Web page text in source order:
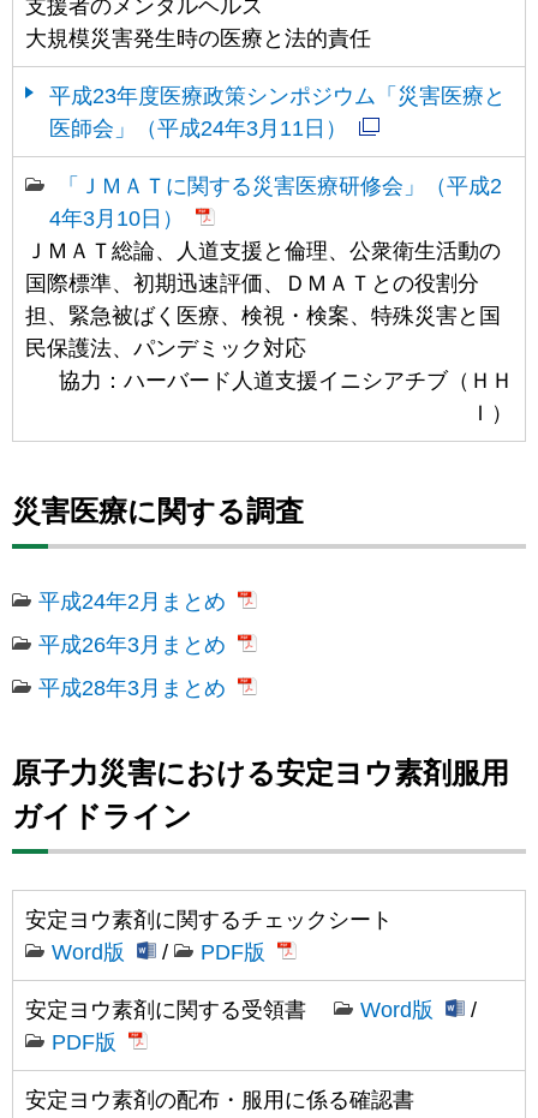
支援者のメンタルヘルス
大規模災害発生時の医療と法的責任
平成23年度医療政策シンポジウム「災害医療と
医師会」（平成24年3月11日）
「ＪＭＡＴに関する災害医療研修会」（平成2
4年3月10日）
ＪＭＡＴ総論、人道支援と倫理、公衆衛生活動の
国際標準、初期迅速評価、ＤＭＡＴとの役割分
担、緊急被ばく医療、検視・検案、特殊災害と国
民保護法、パンデミック対応
協力：ハーバード人道支援イニシアチブ（ＨＨ
Ｉ）
災害医療に関する調査
平成24年2月まとめ
平成26年3月まとめ
平成28年3月まとめ
原子力災害における安定ヨウ素剤服用
ガイドライン
安定ヨウ素剤に関するチェックシート
Word版
/ PDF版
安定ヨウ素剤に関する受領書 Word版
/
PDF版
安定ヨウ素剤の配布・服用に係る確認書